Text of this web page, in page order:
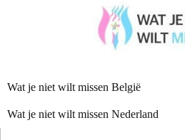
Wat je niet wilt missen België
Wat je niet wilt missen Nederland